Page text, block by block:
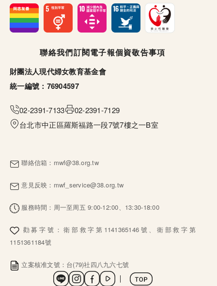
聯絡我們訂閱電子報個資敬告事項
財團法人現代婦女教育基金會
統一編號：76904597
02-2391-7133
02-2391-7129
台北市中正區羅斯福路一段7號7樓之一B室
聯絡信箱： mwf@38.org.tw
意見反映： mwf_service@38.org.tw
服務時間：周一至周五 9:00-12:00、13:30-18:00
勸募字號：衛部救字第1141365146號、衛部救字第
1151361184號
立案核准文號：台(79)社四八九六七號